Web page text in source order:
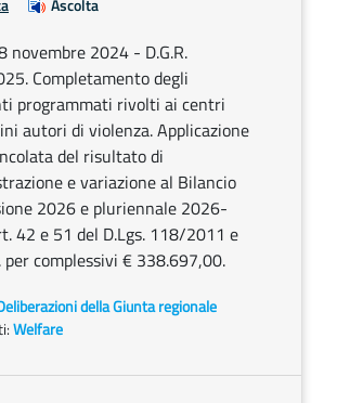
Ascolta
novembre 2024 - D.G.R.
Completamento degli
programmati rivolti ai centri
autori di violenza. Applicazione
del risultato di
e variazione al Bilancio
2026 e pluriennale 2026-
42 e 51 del D.Lgs. 118/2011 e
per complessivi € 338.697,00.
della Giunta regionale
Welfare